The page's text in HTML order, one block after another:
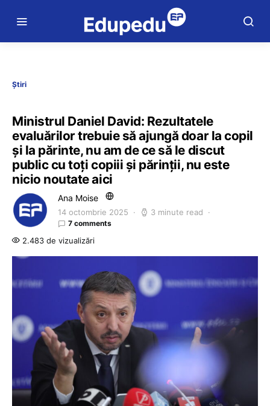
Știri
Ministrul Daniel David: Rezultatele
evaluărilor trebuie să ajungă doar la copil
și la părinte, nu am de ce să le discut
public cu toți copiii și părinții, nu este
nicio noutate aici
Ana Moise
14 octombrie 2025 3 minute read
7 comments
2.483 de vizualizări